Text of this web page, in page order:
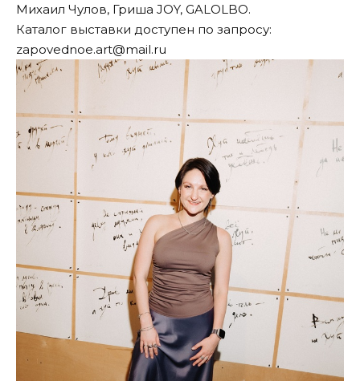
Михаил Чулов, Гриша JOY, GALOLBO.
Каталог выставки доступен по запросу:
zapovednoe.art@mail.ru